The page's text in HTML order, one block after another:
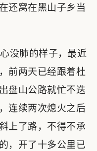
还窝在黑山子乡当
没肺的样子，最近
前两天已经跟着杜
盘山公路就忙不迭
连续两次熄火之后
上了路，不得不承
，开了十多公里已